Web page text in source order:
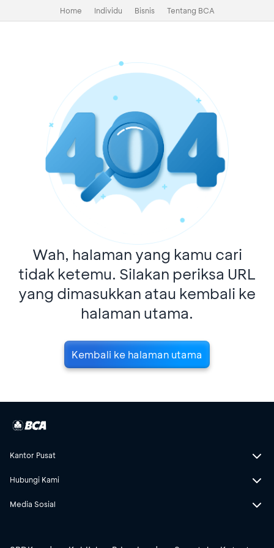
Home Individu Bisnis Tentang BCA
Wah, halaman yang kamu cari
tidak ketemu. Silakan periksa URL
yang dimasukkan atau kembali ke
halaman utama.
Kembali ke halaman utama
Kantor Pusat
Hubungi Kami
Media Sosial